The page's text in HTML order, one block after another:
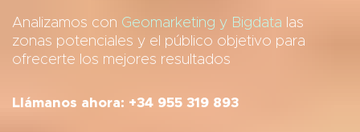
Analizamos con Geomarketing y Bigdata las
zonas potenciales y el público objetivo para
ofrecerte los mejores resultados
Llámanos ahora: +34 955 319 893